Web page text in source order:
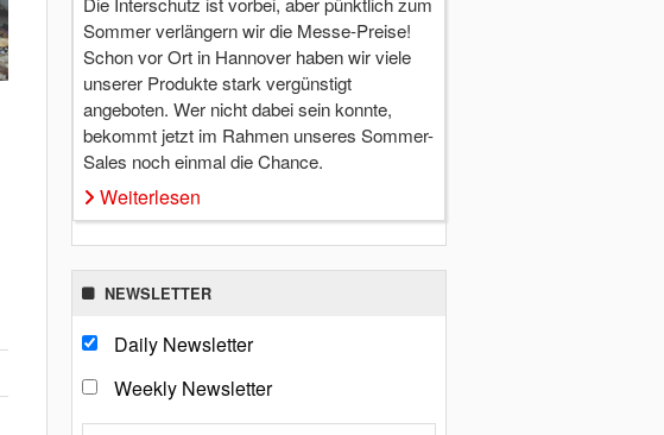
Sommer verlängern wir die Messe-Preise!
Schon vor Ort in Hannover haben wir viele
unserer Produkte stark vergünstigt
angeboten. Wer nicht dabei sein konnte,
bekommt jetzt im Rahmen unseres Sommer-
Sales noch einmal die Chance.
Weiterlesen
NEWSLETTER
Daily Newsletter
Weekly Newsletter